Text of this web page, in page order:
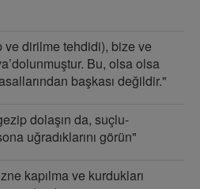
dirilme tehdidi), bize ve
Bu, olsa olsa
başkası değildir."
dolaşın da, suçlu-
uğradıklarını görün"
kapılma ve kurdukları